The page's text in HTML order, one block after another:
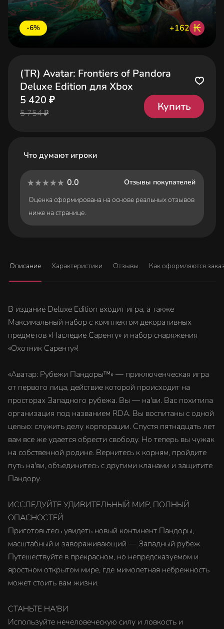
-6% +162 ₭
(TR) Avatar: Frontiers of Pandora
Deluxe Edition для Xbox
5 420 ₽
5 754 ₽
Купить
Что думают игроки
0.0
Отзывы покупателей
Оценка сформирована на основе реальных отзывов
ниже на странице.
Описание Характеристики Отзывы Как оформляются
В издание Deluxe Edition входит игра, а также
Максимальный набор с комплектом декоративных
предметов «Наследие Саренту» и набор снаряжения
«Охотник Саренту»!
«Аватар: Рубежи Пандоры™» — приключенческая игра
от первого лица, действие которой происходит на
просторах Западного рубежа. Вы — на'ви. Вас похитила
организация под названием RDA. Вы воспитаны с одной
целью: служить делу корпорации. Спустя пятнадцать лет
вам все же удается обрести свободу. Но теперь вы чужак
на собственной родине. Вернитесь к корням, пройдите
путь на'ви, объединитесь с другими кланами и защитите
Пандору.
ИССЛЕДУЙТЕ УДИВИТЕЛЬНЫЙ МИР, ПОЛНЫЙ
ОПАСНОСТЕЙ
Приготовьтесь увидеть новый континент Пандоры,
масштабный и завораживающий — Западный рубеж.
Путешествуйте в прекрасном, но непредсказуемом и
яростном открытом мире, где мимолетная небрежность
может стоить вам жизни.
СТАНЬТЕ НА'ВИ
Используйте нечеловеческую силу и ловкость и